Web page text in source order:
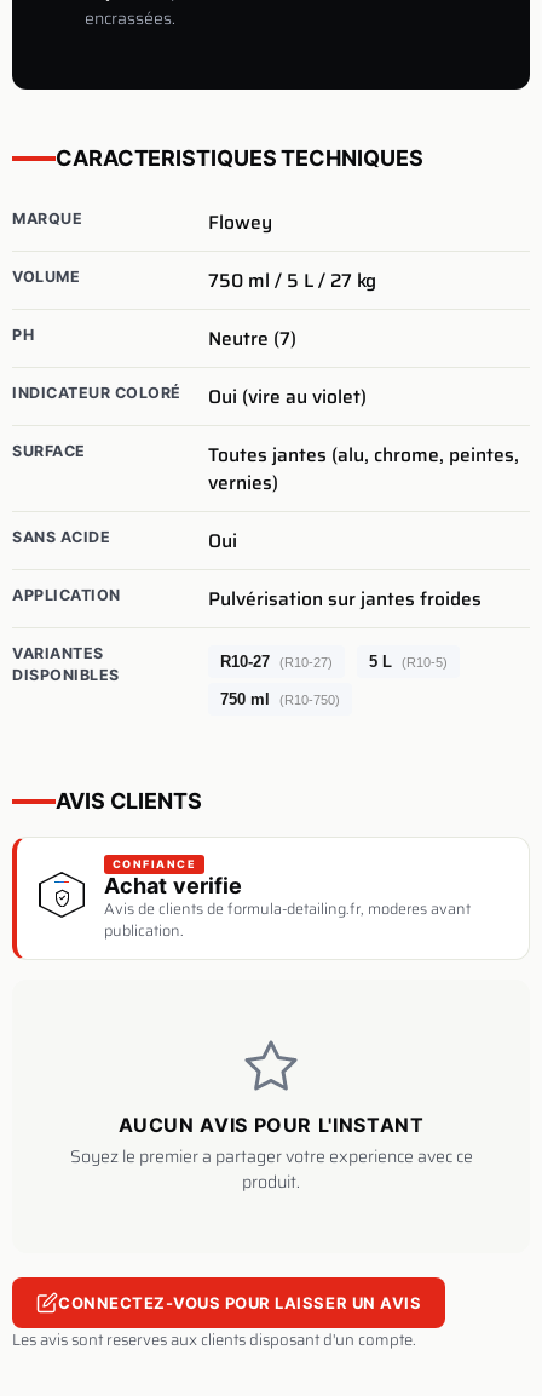
encrassées.
CARACTERISTIQUES TECHNIQUES
MARQUE Flowey
VOLUME 750 ml / 5 L / 27 kg
PH Neutre (7)
INDICATEUR COLORÉ Oui (vire au violet)
SURFACE
Toutes jantes (alu, chrome, peintes,
vernies)
SANS ACIDE Oui
APPLICATION Pulvérisation sur jantes froides
VARIANTES
DISPONIBLES
R10-27 (R10-27) 5 L (R10-5)
750 ml (R10-750)
AVIS CLIENTS
CONFIANCE
Achat verifie
Avis de clients de formula-detailing.fr, moderes avant
publication.
AUCUN AVIS POUR L'INSTANT
Soyez le premier a partager votre experience avec ce
produit.
CONNECTEZ-VOUS POUR LAISSER UN AVIS
Les avis sont reserves aux clients disposant d'un compte.